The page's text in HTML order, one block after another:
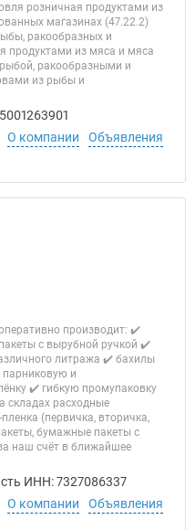
розничная продуктами из
магазинах (47.22.2)
ракообразных и
продуктами из мяса и мяса
ракообразными и
из рыбы и
О компании
Объявления
производит: ✔️
с вырубной ручкой ✔️
литража ✔️ бахилы
и
✔️ гибкую промупаковку
складах расходные
(первичка, вторичка,
бумажные пакеты с
наш счёт в ближайшее
ИНН: 7327086337
О компании
Объявления